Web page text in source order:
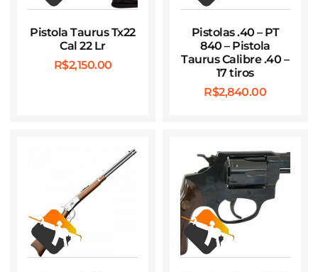
Pistola Taurus Tx22
Cal 22 Lr
R$2,150.00
Pistolas .40 – PT
840 – Pistola
Taurus Calibre .40 –
17 tiros
R$2,840.00